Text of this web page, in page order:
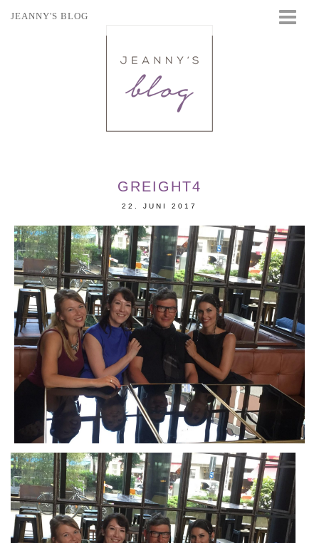
JEANNY'S BLOG
GREIGHT4
22. JUNI 2017